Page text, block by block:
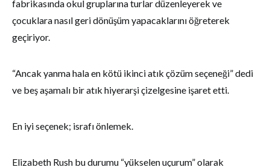
fabrikasında okul gruplarına turlar düzenleyerek ve
çocuklara nasıl geri dönüşüm yapacaklarını öğreterek
geçiriyor.
“Ancak yanma hala en kötü ikinci atık çözüm seçeneği” dedi
ve beş aşamalı bir atık hiyerarşi çizelgesine işaret etti.
En iyi seçenek; israfı önlemek.
Elizabeth Rush bu durumu “yükselen uçurum” olarak